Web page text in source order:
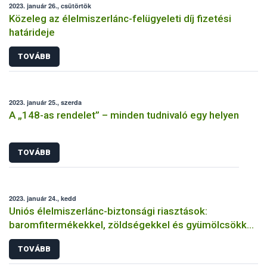
2023. január 26., csütörtök
Közeleg az élelmiszerlánc-felügyeleti díj fizetési
határideje
TOVÁBB
2023. január 25., szerda
A „148-as rendelet” – minden tudnivaló egy helyen
TOVÁBB
2023. január 24., kedd
Uniós élelmiszerlánc-biztonsági riasztások:
baromfitermékekkel, zöldségekkel és gyümölcsökkel
volt a legtöbb gond
TOVÁBB